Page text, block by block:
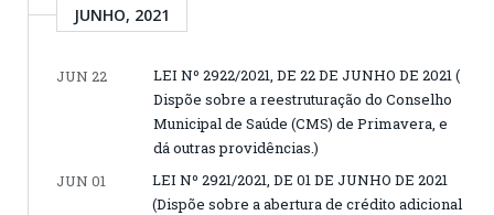
JUNHO, 2021
JUN 22
LEI Nº 2922/2021, DE 22 DE JUNHO DE 2021 (
Dispõe sobre a reestruturação do Conselho
Municipal de Saúde (CMS) de Primavera, e
dá outras providências.)
JUN 01
LEI Nº 2921/2021, DE 01 DE JUNHO DE 2021
(Dispõe sobre a abertura de crédito adicional